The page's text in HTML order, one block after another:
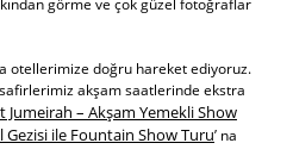
görme ve çok güzel fotoğraflar
otellerimize doğru hareket ediyoruz.
akşam saatlerinde ekstra
Jumeirah – Akşam Yemekli Show
ile Fountain Show Turu’ na